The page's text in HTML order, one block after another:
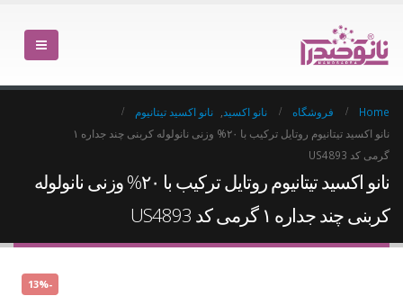
Home فروشگاه نانو اکسید
نانو اکسید تیتانیوم
نانو اکسید تیتانیوم روتایل ترکیب با ۲۰% وزنی نانولوله کربنی چند جداره ۱
گرمی کد US4893
نانو اکسید تیتانیوم روتایل ترکیب با ۲۰% وزنی نانولوله
کربنی چند جداره ۱ گرمی کد US4893
-13%